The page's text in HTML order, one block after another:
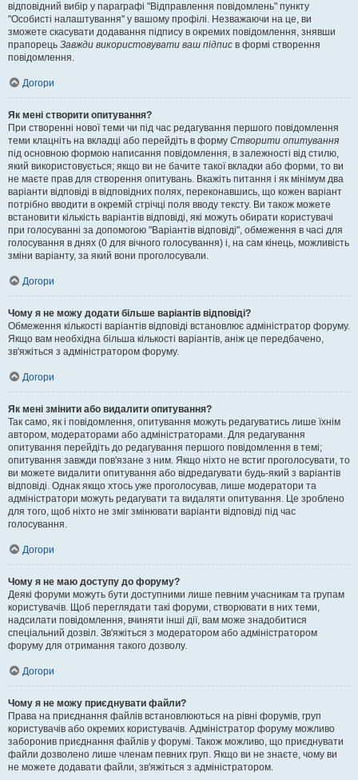
відповідний вибір у параграфі "Відправлення повідомлень" пункту
"Особисті налаштування" у вашому профілі. Незважаючи на це, ви
зможете скасувати додавання підпису в окремих повідомлення, знявши
прапорець Завжди використовувати ваш підпис в формі створення
повідомлення.
Догори
Як мені створити опитування?
При створенні нової теми чи під час редагування першого повідомлення
теми клацніть на вкладці або перейдіть в форму Створити опитування
під основною формою написання повідомлення, в залежності від стилю,
який використовується; якщо ви не бачите такої вкладки або форми, то ви
не маєте прав для створення опитувань. Вкажіть питання і як мінімум два
варіанти відповіді в відповідних полях, переконавшись, що кожен варіант
потрібно вводити в окремій стрічці поля вводу тексту. Ви також можете
встановити кількість варіантів відповіді, які можуть обирати користувачі
при голосуванні за допомогою "Варіантів відповіді", обмеження в часі для
голосування в днях (0 для вічного голосування) і, на сам кінець, можливість
зміни варіанту, за який вони проголосували.
Догори
Чому я не можу додати більше варіантів відповіді?
Обмеження кількості варіантів відповіді встановлює адміністратор форуму.
Якщо вам необхідна більша кількості варіантів, аніж це передбачено,
зв'яжіться з адміністратором форуму.
Догори
Як мені змінити або видалити опитування?
Так само, як і повідомлення, опитування можуть редагуватись лише їхнім
автором, модераторами або адміністраторами. Для редагування
опитування перейдіть до редагування першого повідомлення в темі;
опитування завжди пов'язане з ним. Якщо ніхто не встиг проголосувати, то
ви можете видалити опитування або відредагувати будь-який з варіантів
відповіді. Однак якщо хтось уже проголосував, лише модератори та
адміністратори можуть редагувати та видаляти опитування. Це зроблено
для того, щоб ніхто не зміг змінювати варіанти відповіді під час
голосування.
Догори
Чому я не маю доступу до форуму?
Деякі форуми можуть бути доступними лише певним учасникам та групам
користувачів. Щоб переглядати такі форуми, створювати в них теми,
надсилати повідомлення, вчиняти інші дії, вам може знадобитися
спеціальний дозвіл. Зв'яжіться з модератором або адміністратором
форуму для отримання такого дозволу.
Догори
Чому я не можу приєднувати файли?
Права на приєднання файлів встановлюються на рівні форумів, груп
користувачів або окремих користувачів. Адміністратор форуму можливо
заборонив приєднання файлів у форумі. Також можливо, що приєднувати
файли дозволено лише членам певних груп. Якщо ви не знаєте, чому ви
не можете додавати файли, зв'яжіться з адміністратором.